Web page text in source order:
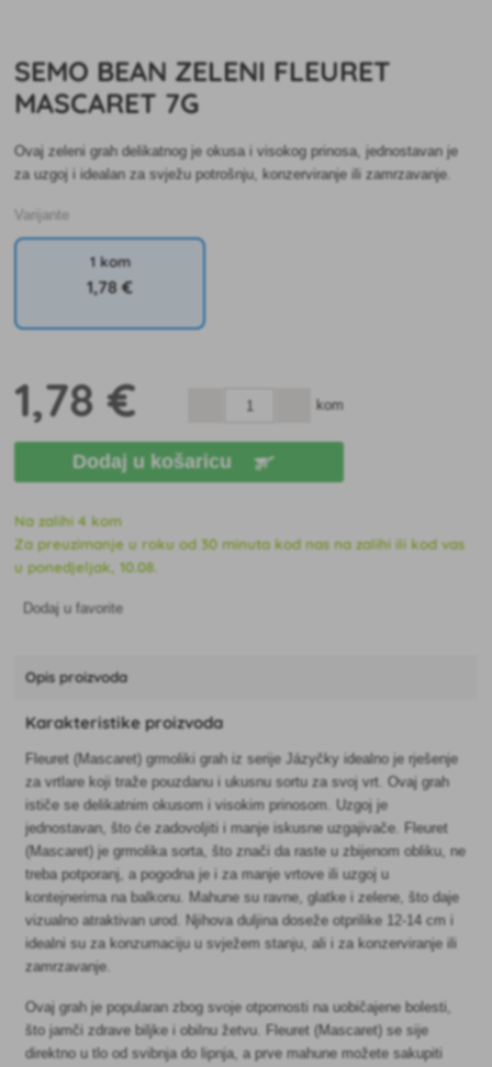
SEMO BEAN ZELENI FLEURET
MASCARET 7G
Ovaj zeleni grah delikatnog je okusa i visokog prinosa, jednostavan je
za uzgoj i idealan za svježu potrošnju, konzerviranje ili zamrzavanje.
Varijante
1 kom
1,78 €
1,78 € kom
Dodaj u košaricu
Na zalihi 4 kom
Za preuzimanje u roku od 30 minuta kod nas na zalihi ili kod vas
u ponedjeljak, 10.08.
Dodaj u favorite
Opis proizvoda
Karakteristike proizvoda
Fleuret (Mascaret) grmoliki grah iz serije Jázyčky idealno je rješenje
za vrtlare koji traže pouzdanu i ukusnu sortu za svoj vrt. Ovaj grah
ističe se delikatnim okusom i visokim prinosom. Uzgoj je
jednostavan, što će zadovoljiti i manje iskusne uzgajivače. Fleuret
(Mascaret) je grmolika sorta, što znači da raste u zbijenom obliku, ne
treba potporanj, a pogodna je i za manje vrtove ili uzgoj u
kontejnerima na balkonu. Mahune su ravne, glatke i zelene, što daje
vizualno atraktivan urod. Njihova duljina doseže otprilike 12-14 cm i
idealni su za konzumaciju u svježem stanju, ali i za konzerviranje ili
zamrzavanje.
Ovaj grah je popularan zbog svoje otpornosti na uobičajene bolesti,
što jamči zdrave biljke i obilnu žetvu. Fleuret (Mascaret) se sije
direktno u tlo od svibnja do lipnja, a prve mahune možete sakupiti